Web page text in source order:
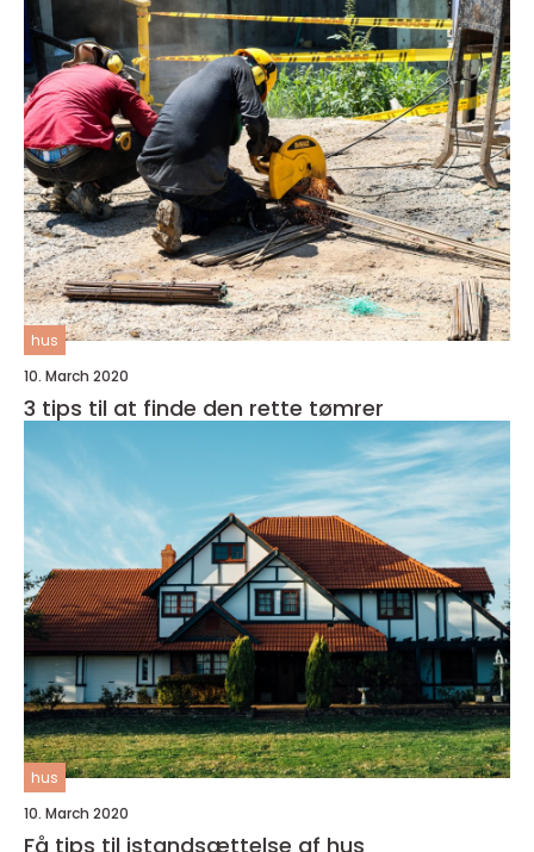
hus
10. March 2020
3 tips til at finde den rette tømrer
hus
10. March 2020
Få tips til istandsættelse af hus